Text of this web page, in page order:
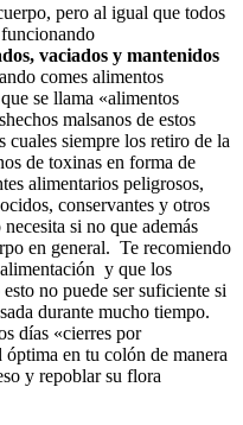
pero al igual que todos
vaciados y mantenidos
comes alimentos
se llama «alimentos
malsanos de estos
siempre los retiro de la
de toxinas en forma de
alimentarios peligrosos,
conservantes y otros
si no que además
en general. Te recomiendo
y que los
no puede ser suficiente si
durante mucho tiempo.
días «cierres por
en tu colón de manera
y repoblar su flora